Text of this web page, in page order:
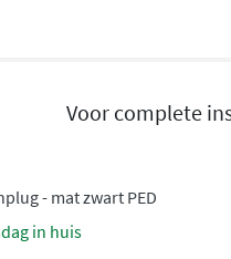
zelfs bij
dat bekendstaat om
Voor complete
- mat zwart PED
in huis